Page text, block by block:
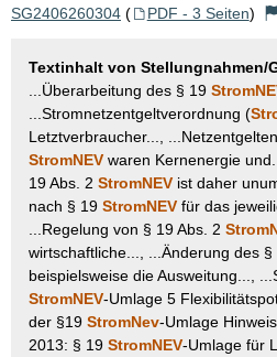
SG2406260304 ( PDF - 3 Seiten)
Textinhalt von Stellungnahmen/
...Überarbeitung des § 19
...Stromnetzentgeltverordnung (
Letztverbraucher...,
StromNEV waren Kernenergie
19 Abs. 2 StromNEV ist daher
nach § 19 StromNEV für das
...Regelung von § 19 Abs. 2
wirtschaftliche..., ...Änderung des §
beispielsweise die Ausweitung...,
StromNEV-Umlage 5
der §19 StromNev-Umlage
2013: § 19 StromNEV-Umlage für